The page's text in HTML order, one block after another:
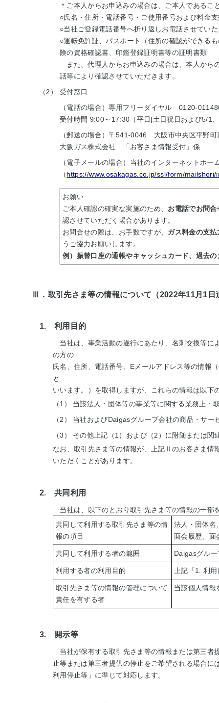
＊ご本人からお申込みの場合は、ご本人である
○氏名・住所・電話番号・ご使用番号および料金
○当社ご登録電話番号へ折り返しお電話させてい
○運転免許証、パスポート（住所の確認ができる
険の資格確認書、印鑑登録証明書等の証明書類
また、代理人からお申込みの場合は、本人から
話等により確認させていただきます。
（2）
受付窓口
（電話の場合）専用フリーダイヤル 0120-
受付時間 9:00～17:30（平日[土日祝日および5/1
（郵送の場合）〒541-0046 大阪市中央区平野町
大阪ガス株式会社 「お客さま情報受付」係
（電子メールの場合）当社のインターネットホー
（https://www.osakagas.co.jp/ssl/form/mailshori/
お願い
ご本人確認の確実な実施のため、 お電話でお問
認させていただく場合があります。
お問合せの際は、お手数ですが、 ガス料金の支
うご協力お願いします。
例）振替口座の通帳やキャッシュカード、過去
Ⅲ．取引先さま等の情報について（2022年11月1日
1. 利用目的
当社は、事業活動の遂行にあたり、名刺交換等に
の方の
氏名、住所、電話番号、Eメールアドレス等の情報
と
いいます。）を取得しますが、これらの情報は以下
（1）
当該法人・団体等の事業等に関する業務上・
（2）
当社およびDaigasグループ会社の商品・サー
（3）
その他上記（1）および（2）に附随または関
なお、取引先さま等の情報が、上記Ⅱのお客さま情
いただくことがあります。
2. 共同利用
当社は、以下のとおり取引先さま等の情報の一部
共同して利用する取引先さま等の情
報の項目
法人・団体名
面会履歴、面
共同して利用する者の範囲 Daigasグル
利用する者の利用目的 上記「1. 利
取引先さま等の情報の管理について
責任を有する者
当該個人情報
3. 開示等
当社が保有する取引先さま等の情報または第三者
止等または第三者提供の停止をご希望される場合
利用停止等」に準じて対応します。